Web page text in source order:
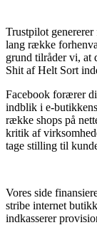
Trustpilot
lang række
grund tilråder vi, at
Shit af Helt Sort
Facebook forærer
indblik i e-
række shops på
kritik af
tage stilling til
Vores side
stribe internet
indkasserer